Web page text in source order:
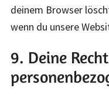
deinem Browser
wenn du unsere
9. Deine